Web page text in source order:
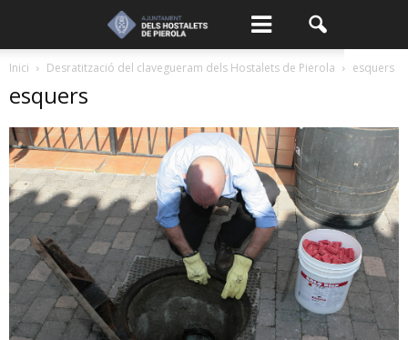
Inici Desratització del clavegueram dels Hostalets de Pierola esquers
esquers